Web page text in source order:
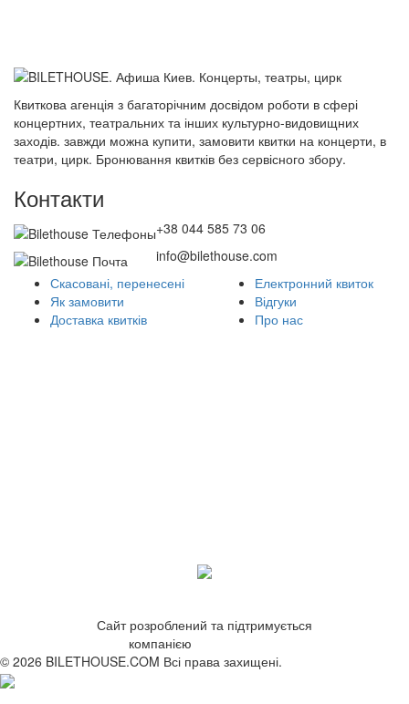
Квиткова агенція з багаторічним досвідом роботи в сфері
концертних, театральних та інших культурно-видовищних
заходів. завжди можна купити, замовити квитки на концерти, в
театри, цирк. Бронювання квитків без сервісного збору.
Контакти
+38 044 585 73 06
info@bilethouse.com
Скасовані, перенесені
Як замовити
Доставка квитків
Електронний квиток
Відгуки
Про нас
Сайт розроблений та підтримується
компанією
© 2026 BILETHOUSE.COM Всі права захищені.